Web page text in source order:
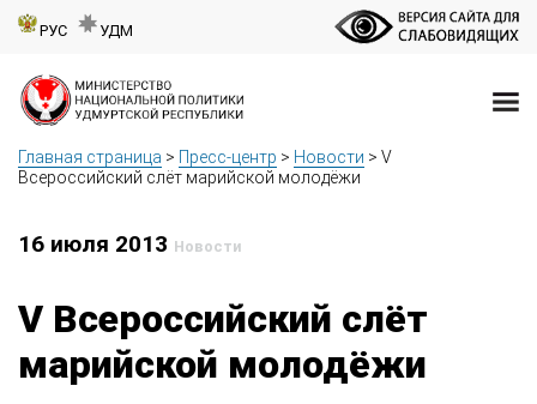
РУС УДМ
Главная страница > Пресс-центр > Новости > V
Всероссийский слёт марийской молодёжи
16 июля 2013 Новости
V Всероссийский слёт
марийской молодёжи